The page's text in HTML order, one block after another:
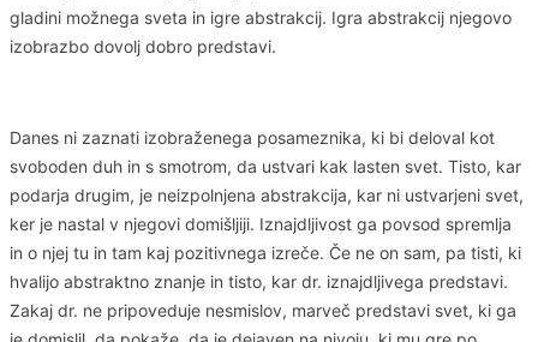
gladini možnega sveta in igre abstrakcij. Igra abstrakcij njegovo
izobrazbo dovolj dobro predstavi.
Danes ni zaznati izobraženega posameznika, ki bi deloval kot
svoboden duh in s smotrom, da ustvari kak lasten svet. Tisto, kar
podarja drugim, je neizpolnjena abstrakcija, kar ni ustvarjeni svet,
ker je nastal v njegovi domišljiji. Iznajdljivost ga povsod spremlja
in o njej tu in tam kaj pozitivnega izreče. Če ne on sam, pa tisti, ki
hvalijo abstraktno znanje in tisto, kar dr. iznajdljivega predstavi.
Zakaj dr. ne pripoveduje nesmislov, marveč predstavi svet, ki ga